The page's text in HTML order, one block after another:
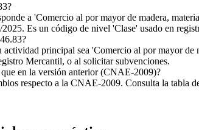
a 'Comercio al por mayor de madera,
Es un código de nivel 'Clase' usado en
principal sea 'Comercio al por mayor
Mercantil, o al solicitar subvenciones.
en la versión anterior (CNAE-2009)?
respecto a la CNAE-2009. Consulta la tabla